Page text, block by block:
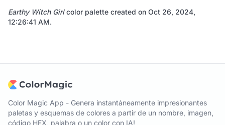
Earthy Witch Girlcolor palette created on Oct 26, 2024,
12:26:41 AM.
Color Magic App - Genera instantáneamente impresionantes
paletas y esquemas de colores a partir de un nombre, imagen,
código HEX, palabra o un color con IA!